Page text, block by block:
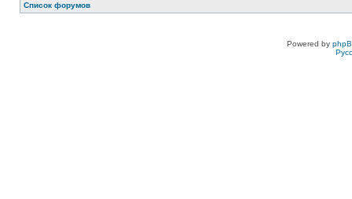
Список форумов
Powered by